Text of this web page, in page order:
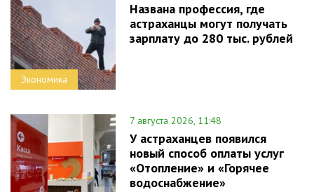
Экономика
Названа профессия, где
астраханцы могут получать
зарплату до 280 тыс. рублей
7 августа 2026, 11:48
У астраханцев появился
новый способ оплаты услуг
«Отопление» и «Горячее
водоснабжение»